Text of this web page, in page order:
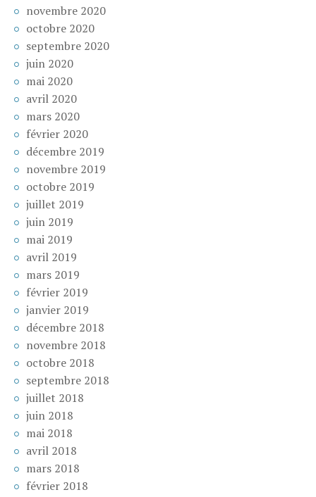
novembre 2020
octobre 2020
septembre 2020
juin 2020
mai 2020
avril 2020
mars 2020
février 2020
décembre 2019
novembre 2019
octobre 2019
juillet 2019
juin 2019
mai 2019
avril 2019
mars 2019
février 2019
janvier 2019
décembre 2018
novembre 2018
octobre 2018
septembre 2018
juillet 2018
juin 2018
mai 2018
avril 2018
mars 2018
février 2018